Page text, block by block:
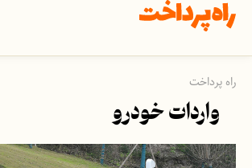
راه پرداخت
واردات خودرو